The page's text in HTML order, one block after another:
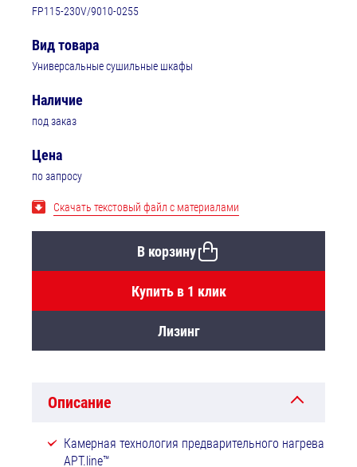
FP115-230V/9010-0255
Вид товара
Универсальные сушильные шкафы
Наличие
под заказ
Цена
по запросу
Скачать текстовый файл с материалами
В корзину
Купить в 1 клик
Лизинг
Описание
Камерная технология предварительного нагрева
APT.line™